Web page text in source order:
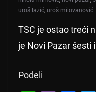
uroš lazić, uroš milovanović
TSC je ostao treći
je Novi Pazar šesti
Podeli